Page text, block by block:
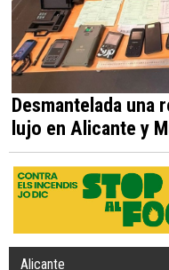
Desmantelada una
lujo en Alicante y
Alicante